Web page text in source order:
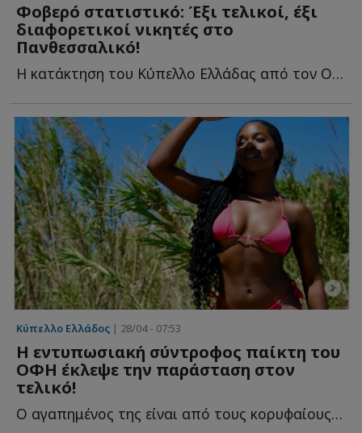
Φοβερό στατιστικό: Έξι τελικοί, έξι
διαφορετικοί νικητές στο
Πανθεσσαλικό!
Η κατάκτηση του Κύπελλο Ελλάδας από τον ΟΦΗ δεν έφερε μ...
Κύπελλο Ελλάδος | 28/04 - 07:53
Η εντυπωσιακή σύντροφος παίκτη του
ΟΦΗ έκλεψε την παράσταση στον
τελικό!
Ο αγαπημένος της είναι από τους κορυφαίους ποδοσφαιριστές τ...